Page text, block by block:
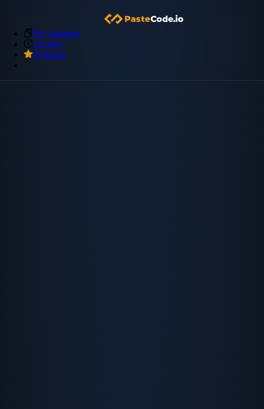
My Snippets
Archive
Premium